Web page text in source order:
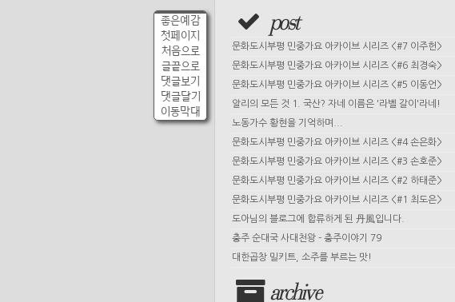
좋은예감
첫페이지
처음으로
글끝으로
댓글보기
댓글달기
이동막대
post
문화도시부평 민중가요 아카이브 시리즈 <#7 이주헌>
문화도시부평 민중가요 아카이브 시리즈 <#6 최경숙>
문화도시부평 민중가요 아카이브 시리즈 <#5 이동언>
알리의 모든 것 1. 국산? 자네 이름은 '라벨 갈이'라네!
노동가수 황현을 기억하며...
문화도시부평 민중가요 아카이브 시리즈 <#4 손은화>
문화도시부평 민중가요 아카이브 시리즈 <#3 손호준>
문화도시부평 민중가요 아카이브 시리즈 <#2 하태준>
문화도시부평 민중가요 아카이브 시리즈 <#1 최도은>
도아님의 블로그에 합류하게 된 丹風입니다.
충주 순대국 사대천왕 - 충주이야기 79
대한곱창 밀키트, 소주를 부르는 맛!
archive